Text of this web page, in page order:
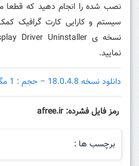
نصب شده را انجام دهید که قطعا
سیستم و کارایی کارت گرافیک
نمایید.
دانلود نسخه 18.0.4.8 – حجم : 1 مگابایت
رمز فایل فشرده: afree.ir
برچسب ها :